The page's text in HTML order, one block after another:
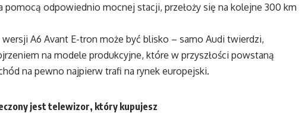
pomocą odpowiednio mocnej stacji, przełoży się na kolejne 300 km
A6 Avant E-tron może być blisko – samo Audi twierdzi,
na modele produkcyjne, które w przyszłości powstaną
na pewno najpierw trafi na rynek europejski.
jest telewizor, który kupujesz